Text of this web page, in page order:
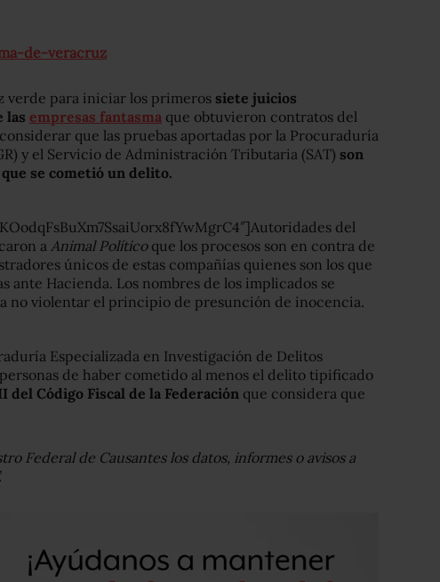
verde para iniciar los primeros siete juicios
las empresas fantasma que obtuvieron contratos del
que las pruebas aportadas por la Procuraduría
y el Servicio de Administración Tributaria (SAT) son
se cometió un delito.
del
a Animal Políticoque los procesos son en contra de
únicos de estas compañías quienes son los que
ante Hacienda. Los nombres de los implicados se
no violentar el principio de presunción de inocencia.
Especializada en Investigación de Delitos
de haber cometido al menos el delito tipificado
del Código Fiscal de la Federación que considera que
Federal de Causantes los datos, informes o avisos a